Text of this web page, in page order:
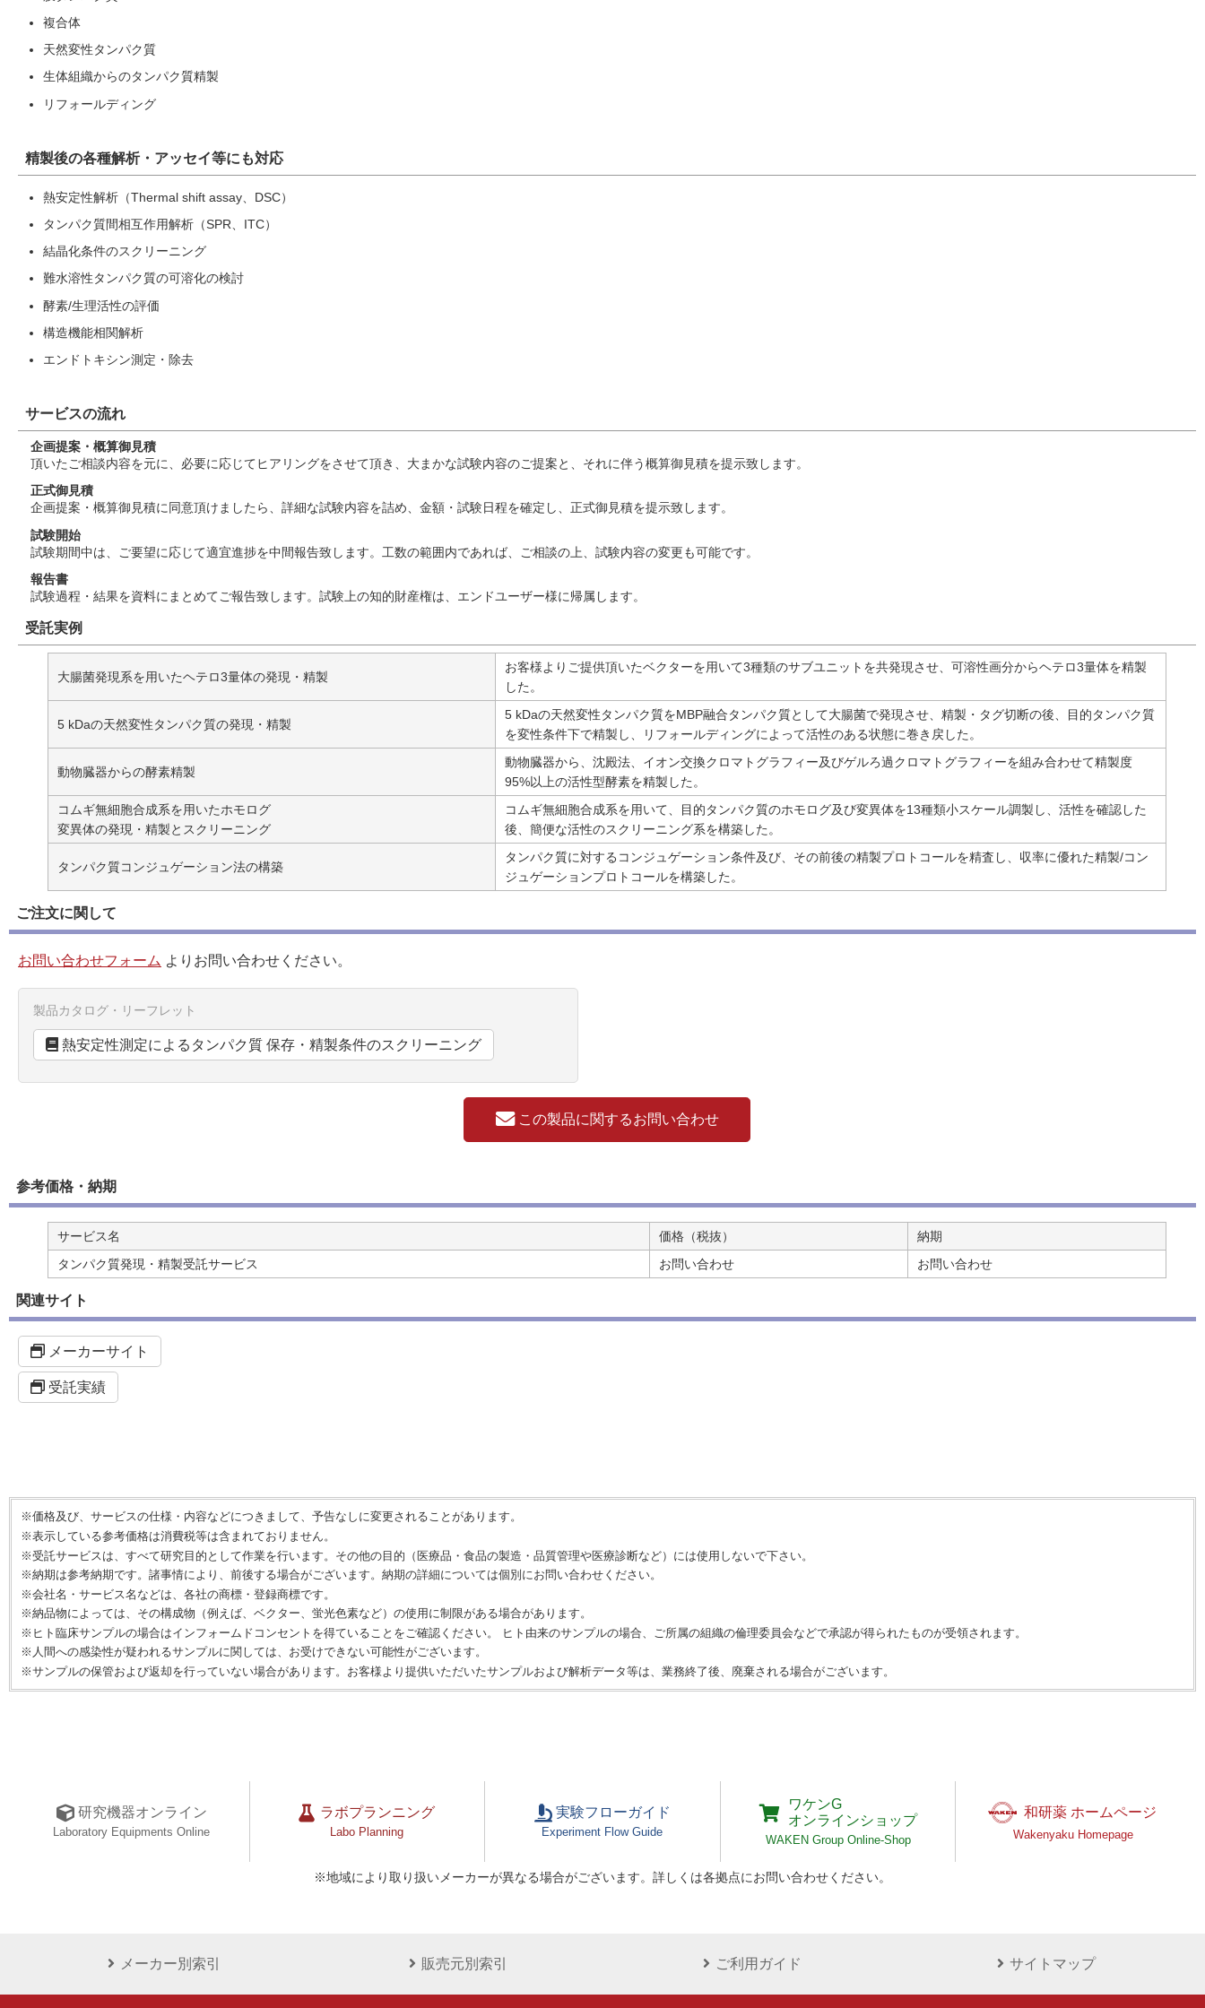
複合体
天然変性タンパク質
生体組織からのタンパク質精製
リフォールディング
精製後の各種解析・アッセイ等にも対応
熱安定性解析（Thermal shift assay、DSC）
タンパク質間相互作用解析（SPR、ITC）
結晶化条件のスクリーニング
難水溶性タンパク質の可溶化の検討
酵素/生理活性の評価
構造機能相関解析
エンドトキシン測定・除去
サービスの流れ
企画提案・概算御見積
頂いたご相談内容を元に、必要に応じてヒアリングをさせて頂き、大まかな試験内容のご提案と、それに伴う概算御見積を提示致します。
正式御見積
企画提案・概算御見積に同意頂けましたら、詳細な試験内容を詰め、金額・試験日程を確定し、正式御見積を提示致します。
試験開始
試験期間中は、ご要望に応じて適宜進捗を中間報告致します。工数の範囲内であれば、ご相談の上、試験内容の変更も可能です。
報告書
試験過程・結果を資料にまとめてご報告致します。試験上の知的財産権は、エンドユーザー様に帰属します。
受託実例
大腸菌発現系を用いたヘテロ3量体の発現・精製
お客様よりご提供頂いたベクターを用いて3種類のサブユニットを共発現させ、可溶性画分からヘテロ3量体を精製
した。
5 kDaの天然変性タンパク質の発現・精製
5 kDaの天然変性タンパク質をMBP融合タンパク質として大腸菌で発現させ、精製・タグ切断の後、目的タンパク質
を変性条件下で精製し、リフォールディングによって活性のある状態に巻き戻した。
動物臓器からの酵素精製
動物臓器から、沈殿法、イオン交換クロマトグラフィー及びゲルろ過クロマトグラフィーを組み合わせて精製度
95%以上の活性型酵素を精製した。
コムギ無細胞合成系を用いたホモログ
変異体の発現・精製とスクリーニング
コムギ無細胞合成系を用いて、目的タンパク質のホモログ及び変異体を13種類小スケール調製し、活性を確認した
後、簡便な活性のスクリーニング系を構築した。
タンパク質コンジュゲーション法の構築
タンパク質に対するコンジュゲーション条件及び、その前後の精製プロトコールを精査し、収率に優れた精製/コン
ジュゲーションプロトコールを構築した。
ご注文に関して
お問い合わせフォーム よりお問い合わせください。
製品カタログ・リーフレット
熱安定性測定によるタンパク質 保存・精製条件のスクリーニング
この製品に関するお問い合わせ
参考価格・納期
サービス名 価格（税抜）
納期
タンパク質発現・精製受託サービス
お問い合わせ お問い合わせ
関連サイト
メーカーサイト
受託実績
※価格及び、サービスの仕様・内容などにつきまして、予告なしに変更されることがあります。
※表示している参考価格は消費税等は含まれておりません。
※受託サービスは、すべて研究目的として作業を行います。その他の目的（医療品・食品の製造・品質管理や医療診断など）には使用しないで下さい。
※納期は参考納期です。諸事情により、前後する場合がございます。納期の詳細については個別にお問い合わせください。
※会社名・サービス名などは、各社の商標・登録商標です。
※納品物によっては、その構成物（例えば、ベクター、蛍光色素など）の使用に制限がある場合があります。
※ヒト臨床サンプルの場合はインフォームドコンセントを得ていることをご確認ください。 ヒト由来のサンプルの場合、ご所属の組織の倫理委員会などで承認が得られたものが受領されます。
※人間への感染性が疑われるサンプルに関しては、お受けできない可能性がございます。
※サンプルの保管および返却を行っていない場合があります。お客様より提供いただいたサンプルおよび解析データ等は、業務終了後、廃棄される場合がございます。
研究機器オンライン
Laboratory Equipments Online
ラボプランニング
Labo Planning
実験フローガイド
Experiment Flow Guide
ワケンG
オンラインショップ
WAKEN Group Online-Shop
和研薬 ホームページ
Wakenyaku Homepage
※地域により取り扱いメーカーが異なる場合がございます。詳しくは各拠点にお問い合わせください。
メーカー別索引 販売元別索引 ご利用ガイド サイトマップ